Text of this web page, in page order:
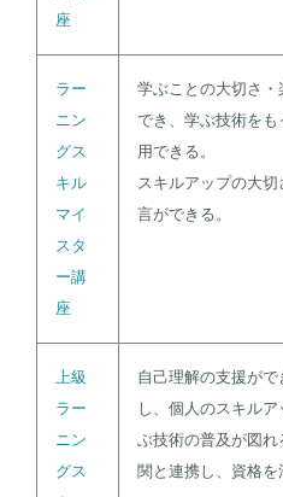
座
ラー
ニン
グス
キル
マイ
スタ
ー講
座
学ぶことの大切さ
でき、学ぶ技術を
用できる。
スキルアップの大
言ができる。
上級
ラー
ニン
グス
自己理解の支援が
し、個人のスキル
ぶ技術の普及が図
関と連携し、資格を